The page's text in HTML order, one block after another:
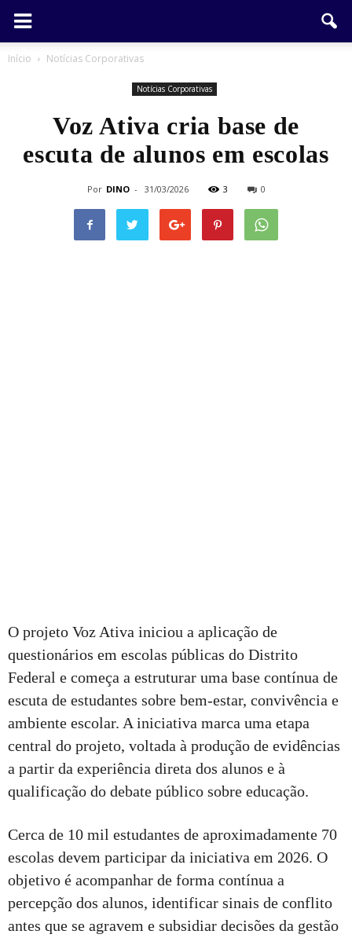
Início Notícias Corporativas
Notícias Corporativas
Voz Ativa cria base de
escuta de alunos em escolas
Por DINO - 31/03/2026 3 0
O projeto Voz Ativa iniciou a aplicação de
questionários em escolas públicas do Distrito
Federal e começa a estruturar uma base contínua de
escuta de estudantes sobre bem-estar, convivência e
ambiente escolar. A iniciativa marca uma etapa
central do projeto, voltada à produção de evidências
a partir da experiência direta dos alunos e à
qualificação do debate público sobre educação.
Cerca de 10 mil estudantes de aproximadamente 70
escolas devem participar da iniciativa em 2026. O
objetivo é acompanhar de forma contínua a
percepção dos alunos, identificar sinais de conflito
antes que se agravem e subsidiar decisões da gestão